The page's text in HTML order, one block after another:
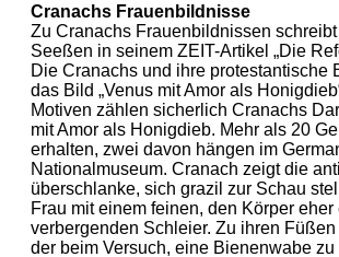
Cranachs Frauenbildnisse
Zu Cranachs Frauenbildnissen
Seeßen in seinem ZEIT-Artikel „Die
Die Cranachs und ihre protestantische
das Bild „Venus mit Amor als
Motiven zählen sicherlich Cranachs
mit Amor als Honigdieb. Mehr als 20
erhalten, zwei davon hängen im
Nationalmuseum. Cranach zeigt die
überschlanke, sich grazil zur Schau
Frau mit einem feinen, den Körper
verbergenden Schleier. Zu ihren
der beim Versuch, eine Bienenwabe